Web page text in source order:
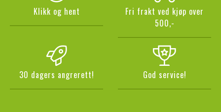
Klikk og hent
Fri frakt ved kjøp over
500,-
30 dagers angrerett! God service!